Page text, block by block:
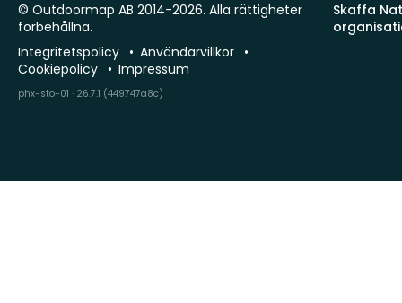
Skaffa
© Outdoormap AB 2014-2026. Alla rättigheter
förbehållna.
Integritetspolicy
Användarvillkor
Cookiepolicy
Impressum
phx-sto-01 · 26.7.1 (449747a8c)